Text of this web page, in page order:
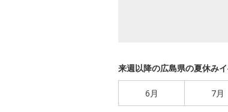
来週以降の広島県の夏休み
6月 7月